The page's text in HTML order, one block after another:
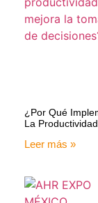
¿Por Qué
La
Leer más »